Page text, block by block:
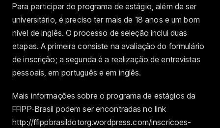
Para participar do programa de estágio, além de ser
universitário, é preciso ter mais de 18 anos e um bom
nível de inglês. O processo de seleção inclui duas
etapas. A primeira consiste na avaliação do formulário
de inscrição; a segunda é a realização de entrevistas
pessoais, em português e em inglês.
Mais informações sobre o programa de estágios da
FFIPP-Brasil podem ser encontradas no link
http://ffippbrasildotorg.wordpress.com/inscricoes-